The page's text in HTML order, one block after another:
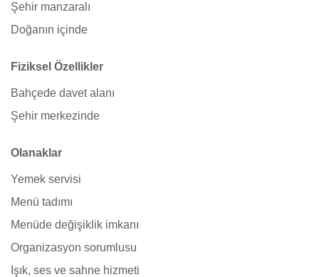
Şehir manzaralı
Doğanın içinde
Fiziksel Özellikler
Bahçede davet alanı
Şehir merkezinde
Olanaklar
Yemek servisi
Menü tadımı
Menüde değişiklik imkanı
Organizasyon sorumlusu
Işık, ses ve sahne hizmeti